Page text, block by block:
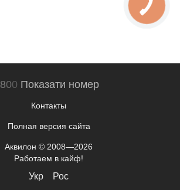
800 Показати номер
Контакты
Полная версия сайта
Аквилон © 2008—2026
Работаем в кайф!
Укр Рос